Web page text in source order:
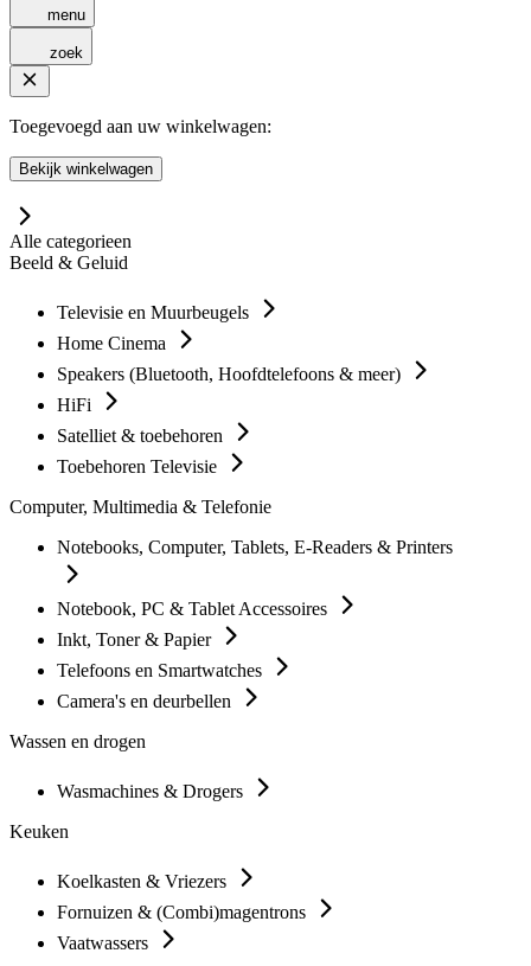
menu
zoek
Toegevoegd aan uw winkelwagen:
Bekijk winkelwagen
Alle categorieen
Beeld & Geluid
Televisie en Muurbeugels
Home Cinema
Speakers (Bluetooth, Hoofdtelefoons & meer)
HiFi
Satelliet & toebehoren
Toebehoren Televisie
Computer, Multimedia & Telefonie
Notebooks, Computer, Tablets, E-Readers & Printers
Notebook, PC & Tablet Accessoires
Inkt, Toner & Papier
Telefoons en Smartwatches
Camera's en deurbellen
Wassen en drogen
Wasmachines & Drogers
Keuken
Koelkasten & Vriezers
Fornuizen & (Combi)magentrons
Vaatwassers